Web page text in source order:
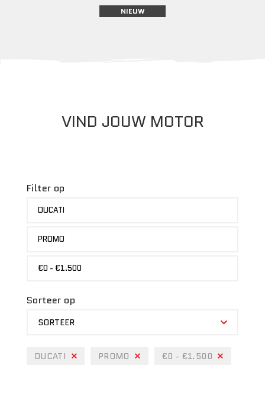
NIEUW
VIND JOUW MOTOR
Filter op
DUCATI
PROMO
€0 - €1.500
Sorteer op
SORTEER
DUCATI PROMO €0 - €1.500